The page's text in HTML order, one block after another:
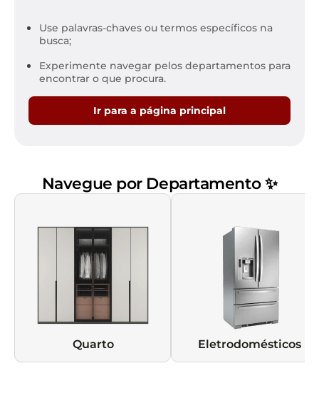
Use palavras-chaves ou termos específicos na
busca;
Experimente navegar pelos departamentos para
encontrar o que procura.
Ir para a página principal
Navegue por Departamento ✨
Quarto Eletrodomésticos